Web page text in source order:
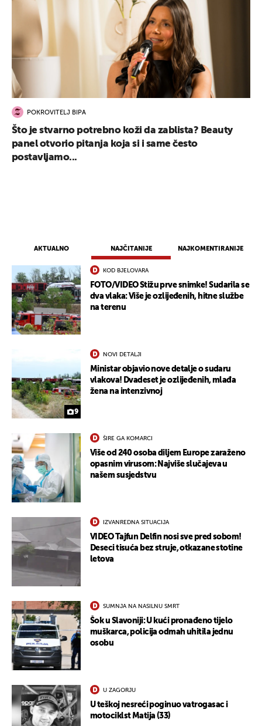
AKTUALNO NAJČITANIJE NAJKOMENTIRANIJE
KOD BJELOVARA
FOTO/VIDEO Stižu prve snimke! Sudarila se
dva vlaka: Više je ozlijeđenih, hitne službe
na terenu
9
NOVI DETALJI
Ministar objavio nove detalje o sudaru
vlakova! Dvadeset je ozlijeđenih, mlađa
žena na intenzivnoj
ŠIRE GA KOMARCI
Više od 240 osoba diljem Europe zaraženo
opasnim virusom: Najviše slučajeva u
našem susjedstvu
IZVANREDNA SITUACIJA
VIDEO Tajfun Delfin nosi sve pred sobom!
Deseci tisuća bez struje, otkazane stotine
letova
SUMNJA NA NASILNU SMRT
Šok u Slavoniji: U kući pronađeno tijelo
muškarca, policija odmah uhitila jednu
osobu
U ZAGORJU
U teškoj nesreći poginuo vatrogasac i
motociklst Matija (33)
POKROVITELJ BIPA
Što je stvarno potrebno koži da zablista? Beauty
panel otvorio pitanja koja si i same često
postavljamo...
UKLJUČITE NOTIFIKACIJE